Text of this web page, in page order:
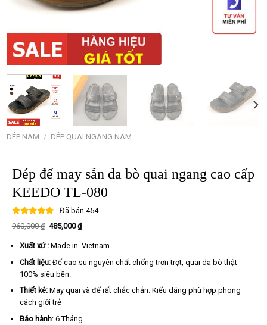
DÉP NAM / DÉP QUAI NGANG NAM
Dép đế may sẵn da bò quai ngang cao cấp
KEEDO TL-080
Đã bán 454
960,000₫ Giá
960,000 ₫.
485,000₫Giá
hiện
là:
Xuất xứ :Made in Vietnam
Chất liệu:Đế cao su nguyên chất chống trơn trợt, quai da bò thật
100% siêu bền.
Thiết kê:May quai và đế rất chắc chắn. Kiểu dáng phù hợp phong
cách giới trẻ
Bảo hành: 6 Tháng